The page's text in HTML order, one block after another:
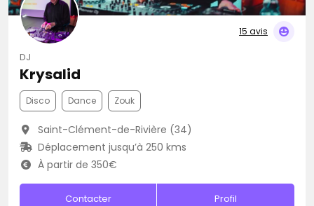
15 avis
DJ
Krysalid
Disco Dance Zouk
Saint-Clément-de-Rivière (34)
Déplacement jusqu’à 250 kms
À partir de 350€
Contacter Profil